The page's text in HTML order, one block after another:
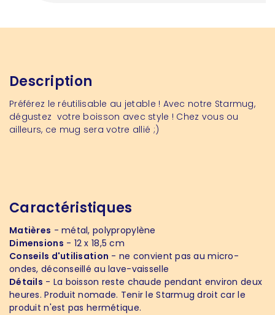
Description
Préférez le réutilisable au jetable ! Avec notre Starmug,
dégustez votre boisson avec style ! Chez vous ou
ailleurs, ce mug sera votre allié ;)
Caractéristiques
Matières - métal, polypropylène
Dimensions - 12 x 18,5 cm
Conseils d'utilisation - ne convient pas au micro-
ondes, déconseillé au lave-vaisselle
Détails - La boisson reste chaude pendant environ deux
heures. Produit nomade. Tenir le Starmug droit car le
produit n'est pas hermétique.